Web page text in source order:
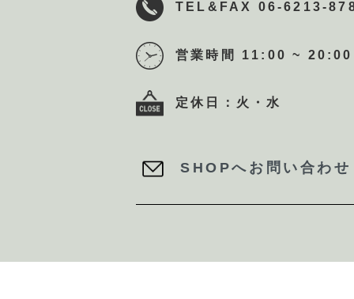
TEL&FAX 06-6213-
営業時間 11:00 ~ 20:00
定休日：火・水
SHOPへお問い合わせ